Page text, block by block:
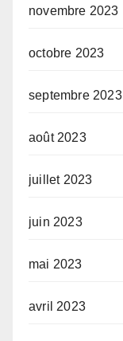
novembre 2023
octobre 2023
septembre 2023
août 2023
juillet 2023
juin 2023
mai 2023
avril 2023